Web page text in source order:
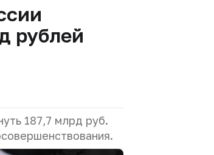
рублей
187,7 млрд руб.